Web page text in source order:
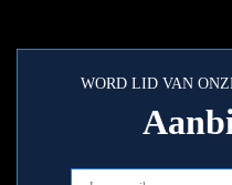
WORD LID VAN